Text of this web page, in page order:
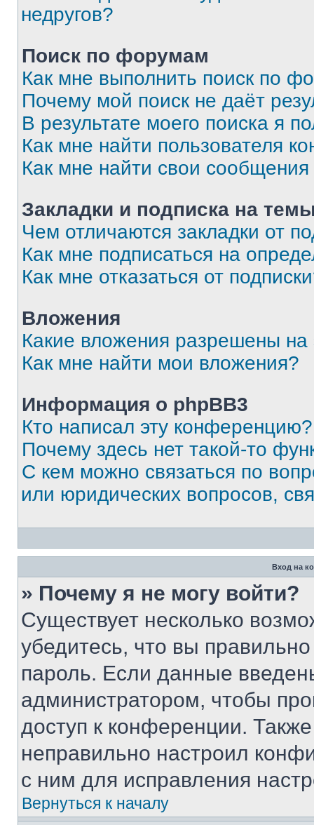
недругов?
Поиск по форумам
Как мне выполнить поиск по
Почему мой поиск не даёт
В результате моего поиска я
Как мне найти пользователя
Как мне найти свои
Закладки и подписка на
Чем отличаются закладки от
Как мне подписаться на
Как мне отказаться от
Вложения
Какие вложения разрешены
Как мне найти мои вложения?
Информация о phpBB3
Кто написал эту конференцию?
Почему здесь нет такой-то
С кем можно связаться по
или юридических вопросов,
Вход на
» Почему я не могу войти?
Существует несколько
убедитесь, что вы
пароль. Если данные
администратором, чтобы
доступ к конференции.
неправильно настроил
с ним для исправления
Вернуться к началу